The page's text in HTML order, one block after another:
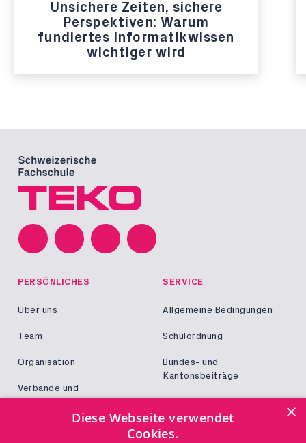
Unsichere Zeiten, sichere
Perspektiven: Warum
fundiertes Informatikwissen
wichtiger wird
PERSÖNLICHES
Über uns
Team
Organisation
Verbände und
SERVICE
Allgemeine Bedingungen
Schulordnung
Bundes- und
Kantonsbeiträge
×
Diese Webseite verwendet
Cookies.